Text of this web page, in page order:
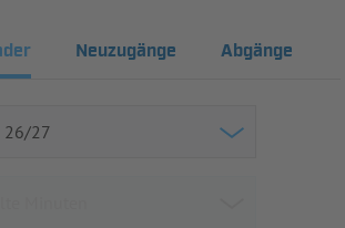
Neuzugänge Abgänge